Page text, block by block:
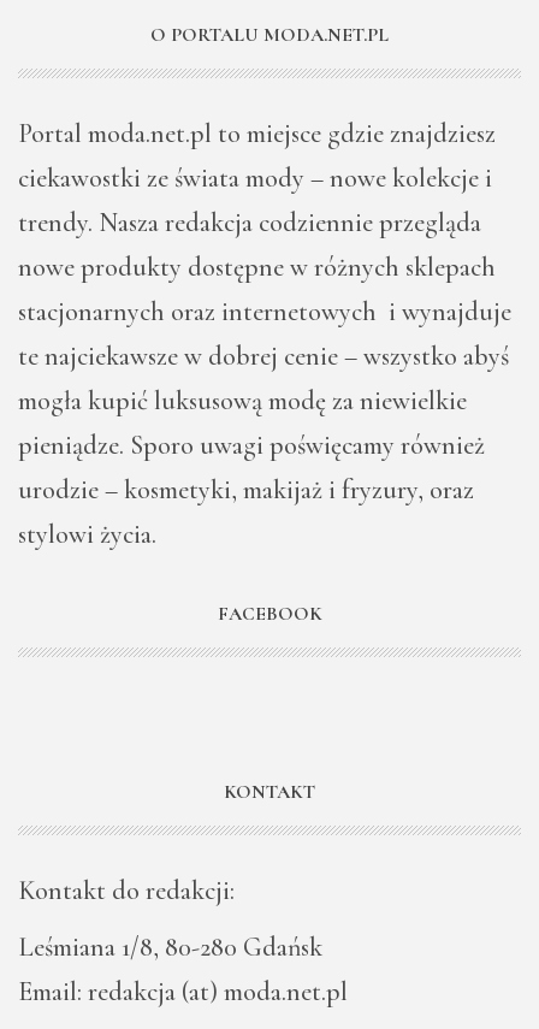
O PORTALU MODA.NET.PL
Portal moda.net.pl to miejsce gdzie znajdziesz
ciekawostki ze świata mody – nowe kolekcje i
trendy. Nasza redakcja codziennie przegląda
nowe produkty dostępne w różnych sklepach
stacjonarnych oraz internetowych i wynajduje
te najciekawsze w dobrej cenie – wszystko abyś
mogła kupić luksusową modę za niewielkie
pieniądze. Sporo uwagi poświęcamy również
urodzie – kosmetyki, makijaż i fryzury, oraz
stylowi życia.
FACEBOOK
KONTAKT
Kontakt do redakcji:
Leśmiana 1/8, 80-280 Gdańsk
Email: redakcja (at) moda.net.pl